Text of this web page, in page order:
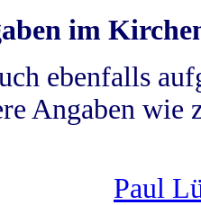
im
ebenfalls
Angaben wie
Paul